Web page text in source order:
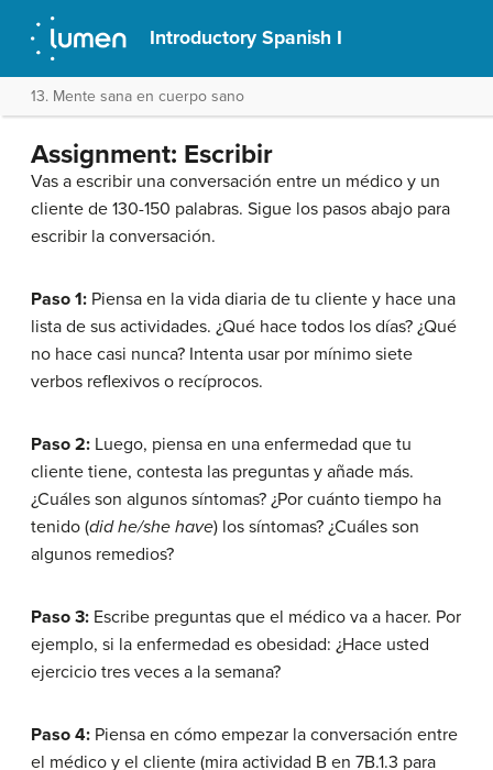
Introductory Spanish I
13. Mente sana en cuerpo sano
Assignment: Escribir
Vas a escribir una conversación entre un médico y un
cliente de 130-150 palabras. Sigue los pasos abajo para
escribir la conversación.
Paso 1: Piensa en la vida diaria de tu cliente y hace una
lista de sus actividades. ¿Qué hace todos los días? ¿Qué
no hace casi nunca? Intenta usar por mínimo siete
verbos reflexivos o recíprocos.
Paso 2: Luego, piensa en una enfermedad que tu
cliente tiene, contesta las preguntas y añade más.
¿Cuáles son algunos síntomas? ¿Por cuánto tiempo ha
tenido (did he/she have) los síntomas? ¿Cuáles son
algunos remedios?
Paso 3: Escribe preguntas que el médico va a hacer. Por
ejemplo, si la enfermedad es obesidad: ¿Hace usted
ejercicio tres veces a la semana?
Paso 4: Piensa en cómo empezar la conversación entre
el médico y el cliente (mira actividad B en 7B.1.3 para